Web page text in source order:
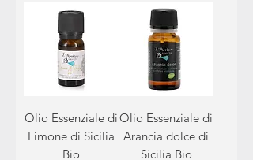
Olio Essenziale di
Limone di Sicilia
Bio
Olio Essenziale di
Arancia dolce di
Sicilia Bio